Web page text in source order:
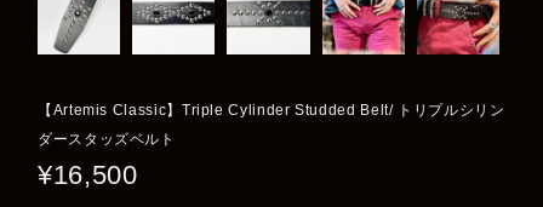
【Artemis Classic】Triple Cylinder Studded Belt/ トリプルシリン
ダースタッズベルト
¥16,500